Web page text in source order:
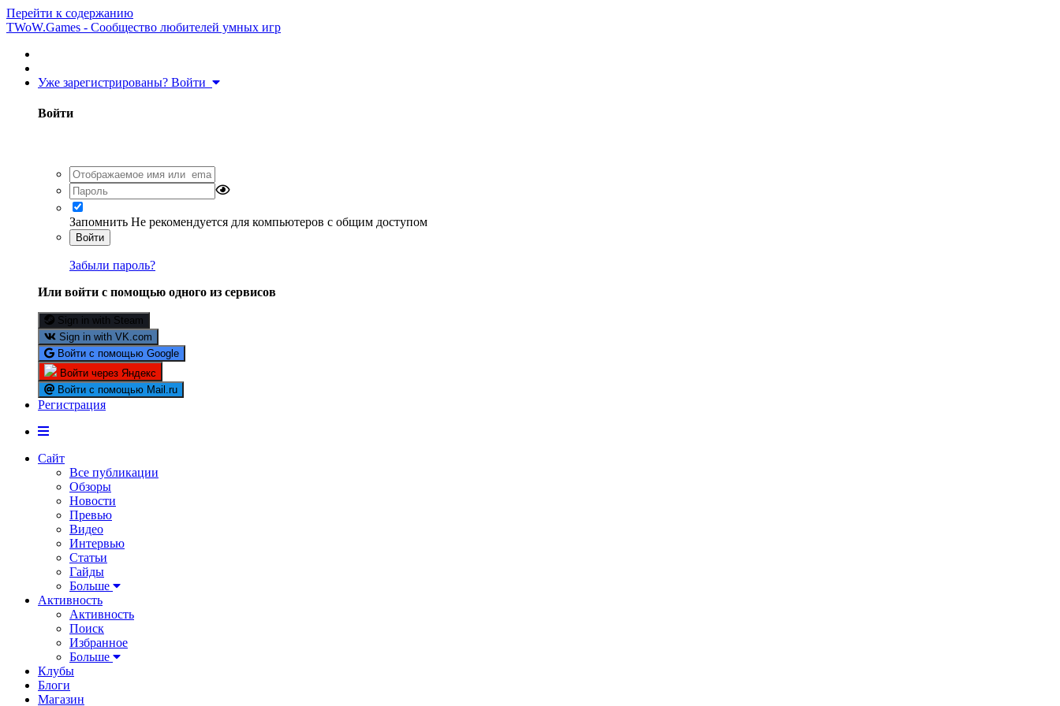
Перейти к содержанию
TWoW.Games - Сообщество любителей умных игр
Уже зарегистрированы? Войти
Войти
Запомнить Не рекомендуется для компьютеров с общим доступом
Войти
Забыли пароль?
Или войти с помощью одного из сервисов
Sign in with Steam
Sign in with VK.com
Войти с помощью Google
Войти через Яндекс
Войти с помощью Mail.ru
Регистрация
Сайт
Все публикации
Обзоры
Новости
Превью
Видео
Интервью
Статьи
Гайды
Больше
Активность
Активность
Поиск
Избранное
Больше
Клубы
Блоги
Магазин